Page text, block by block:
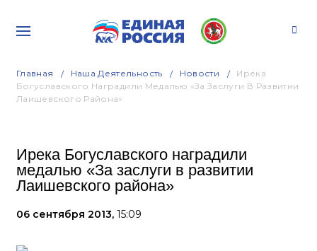
Главная Наша Деятельность Новости
Ирека
Богуславского Наградили Медалью «За Заслуги В Развитии
Лаишевского Района»
Ирека Богуславского наградили
медалью «За заслуги в развитии
Лаишевского района»
06 сентября 2013, 15:09